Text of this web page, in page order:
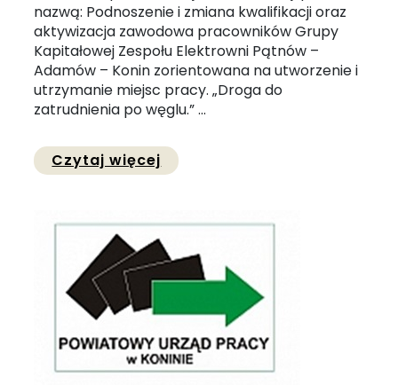
nazwą: Podnoszenie i zmiana kwalifikacji oraz
aktywizacja zawodowa pracowników Grupy
Kapitałowej Zespołu Elektrowni Pątnów –
Adamów – Konin zorientowana na utworzenie i
utrzymanie miejsc pracy. „Droga do
zatrudnienia po węglu.” ...
Czytaj więcej Przejdź do pełnej